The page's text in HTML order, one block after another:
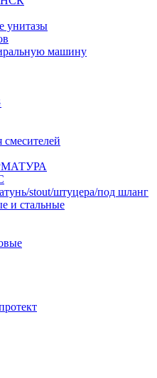
унитазы
машину
stout/штуцера/под шланг
и стальные